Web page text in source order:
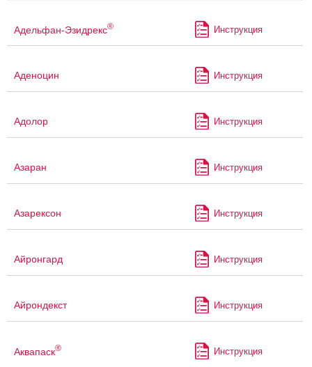
Адельфан-Эзидрекс® Инструкция
Аденоцин Инструкция
Адолор Инструкция
Азаран Инструкция
Азарексон Инструкция
Айронгард Инструкция
Айрондекст Инструкция
Аквапаск® Инструкция